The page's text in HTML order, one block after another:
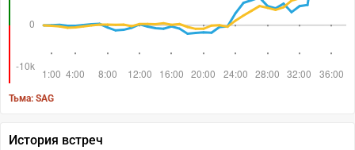
Тьма: SAG
История встреч